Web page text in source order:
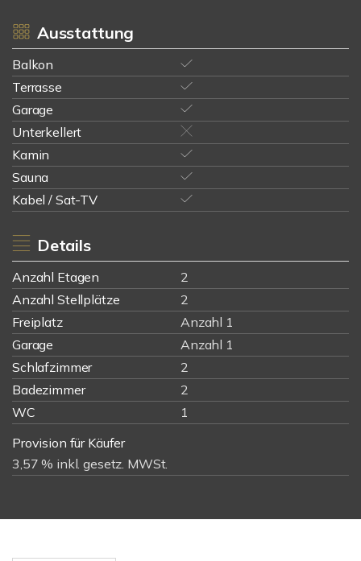
Ausstattung
Balkon
Terrasse
Garage
Unterkellert
Kamin
Sauna
Kabel / Sat-TV
Details
Anzahl Etagen
2
Anzahl Stellplätze
2
Freiplatz
Anzahl 1
Garage
Anzahl 1
Schlafzimmer
2
Badezimmer
2
WC
1
Provision für Käufer
3,57 % inkl. gesetz. MWSt.